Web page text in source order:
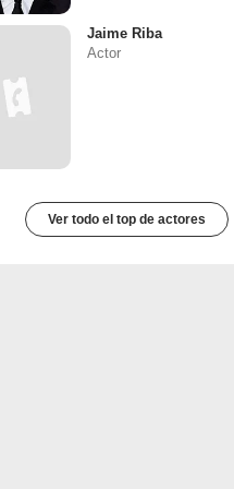
Jaime Riba
Actor
Ver todo el top de actores